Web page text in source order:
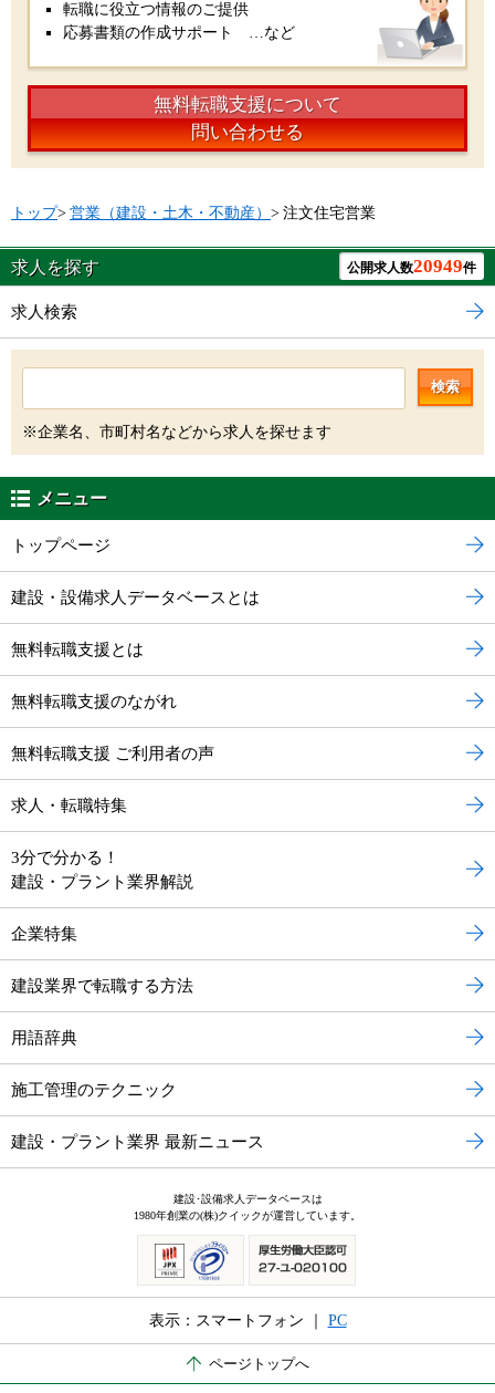
転職に役立つ情報のご提供
応募書類の作成サポート …など
無料転職支援について
問い合わせる
トップ> 営業（建設・土木・不動産） > 注文住宅営業
求人を探す 公開求人数20949件
求人検索
検索
※企業名、市町村名などから求人を探せます
メニュー
トップページ
建設・設備求人データベースとは
無料転職支援とは
無料転職支援のながれ
無料転職支援 ご利用者の声
求人・転職特集
3分で分かる！
建設・プラント業界解説
企業特集
建設業界で転職する方法
用語辞典
施工管理のテクニック
建設・プラント業界 最新ニュース
建設･設備求人データベースは
1980年創業の(株)クイックが運営しています。
表示：スマートフォン ｜ PC
ページトップへ